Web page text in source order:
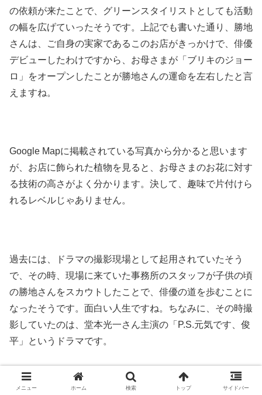
の依頼が来たことで、グリーンスタイリストとしても活動
の幅を広げていったそうです。上記でも書いた通り、勝地
さんは、ご自身の実家であるこのお店がきっかけで、俳優
デビューしたわけですから、お母さまが「ブリキのジョー
ロ」をオープンしたことが勝地さんの運命を左右したと言
えますね。
Google Mapに掲載されている写真から分かると思います
が、お店に飾られた植物を見ると、お母さまのお花に対す
る技術の高さがよく分かります。決して、趣味で片付けら
れるレベルじゃありません。
過去には、ドラマの撮影現場として起用されていたそう
で、その時、現場に来ていた事務所のスタッフが子供の頃
の勝地さんをスカウトしたことで、俳優の道を歩むことに
なったそうです。面白い人生ですね。ちなみに、その時撮
影していたのは、堂本光一さん主演の「P.S.元気です、俊
平」というドラマです。
メニュー ホーム 検索 トップ サイドバー